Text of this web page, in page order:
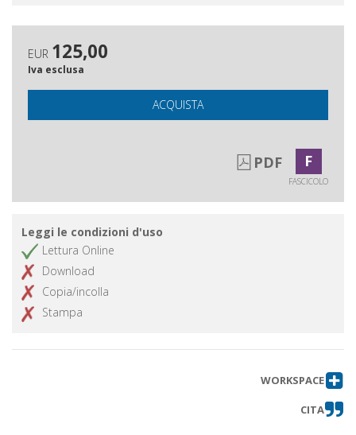
EUR 125,00
Iva esclusa
ACQUISTA
PDF F
FASCICOLO
Leggi le condizioni d'uso
Lettura Online
Download
Copia/incolla
Stampa
WORKSPACE
CITA